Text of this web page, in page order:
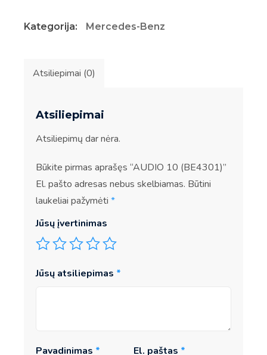
(BE4301)
Kategorija: Mercedes-Benz
Atsiliepimai (0)
Atsiliepimai
Atsiliepimų dar nėra.
Būkite pirmas aprašęs “AUDIO 10 (BE4301)”
El. pašto adresas nebus skelbiamas. Būtini
laukeliai pažymėti *
Jūsų įvertinimas
Jūsų atsiliepimas *
Pavadinimas * El. paštas *